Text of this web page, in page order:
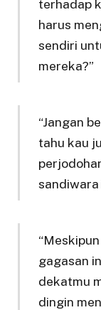
terhadap
harus
sendiri
mereka?”
“Jangan
tahu kau
sandiwara
gagasan
dekatmu
dingin